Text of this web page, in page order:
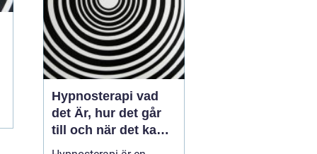
Hypnosterapi vad
det Är, hur det går
till och när det kan
hjälpa